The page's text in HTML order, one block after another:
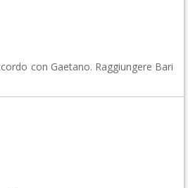
con Gaetano. Raggiungere Bari